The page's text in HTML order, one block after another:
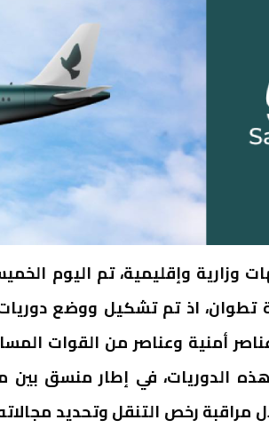
تطوان، اذ تم تشكيل ووضع دوريات
أمنية وعناصر من القوات
الدوريات، في إطار منسق بين
رخص التنقل وتحديد